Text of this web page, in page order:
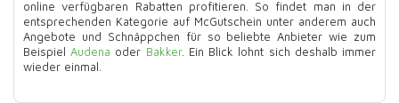
online verfügbaren Rabatten profitieren. So findet man in der
entsprechenden Kategorie auf McGutschein unter anderem auch
Angebote und Schnäppchen für so beliebte Anbieter wie zum
BeispielAudena oder Bakker. Ein Blick lohnt sich deshalb immer
wieder einmal.